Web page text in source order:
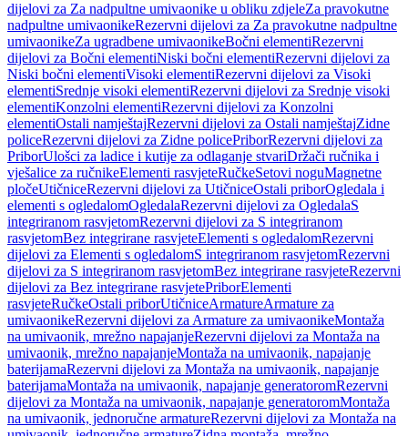
dijelovi za Za nadpultne umivaonike u obliku zdjeleZa pravokutne
nadpultne umivaonikeRezervni dijelovi za Za pravokutne nadpultne
umivaonikeZa ugradbene umivaonikeBočni elementiRezervni
dijelovi za Bočni elementiNiski bočni elementiRezervni dijelovi za
Niski bočni elementiVisoki elementiRezervni dijelovi za Visoki
elementiSrednje visoki elementiRezervni dijelovi za Srednje visoki
elementiKonzolni elementiRezervni dijelovi za Konzolni
elementiOstali namještajRezervni dijelovi za Ostali namještajZidne
policeRezervni dijelovi za Zidne policePriborRezervni dijelovi za
PriborUlošci za ladice i kutije za odlaganje stvariDržači ručnika i
vješalice za ručnikeElementi rasvjeteRučkeSetovi noguMagnetne
pločeUtičniceRezervni dijelovi za UtičniceOstali priborOgledala i
elementi s ogledalomOgledalaRezervni dijelovi za OgledalaS
integriranom rasvjetomRezervni dijelovi za S integriranom
rasvjetomBez integrirane rasvjeteElementi s ogledalomRezervni
dijelovi za Elementi s ogledalomS integriranom rasvjetomRezervni
dijelovi za S integriranom rasvjetomBez integrirane rasvjeteRezervni
dijelovi za Bez integrirane rasvjetePriborElementi
rasvjeteRučkeOstali priborUtičniceArmatureArmature za
umivaonikeRezervni dijelovi za Armature za umivaonikeMontaža
na umivaonik, mrežno napajanjeRezervni dijelovi za Montaža na
umivaonik, mrežno napajanjeMontaža na umivaonik, napajanje
baterijamaRezervni dijelovi za Montaža na umivaonik, napajanje
baterijamaMontaža na umivaonik, napajanje generatoromRezervni
dijelovi za Montaža na umivaonik, napajanje generatoromMontaža
na umivaonik, jednoručne armatureRezervni dijelovi za Montaža na